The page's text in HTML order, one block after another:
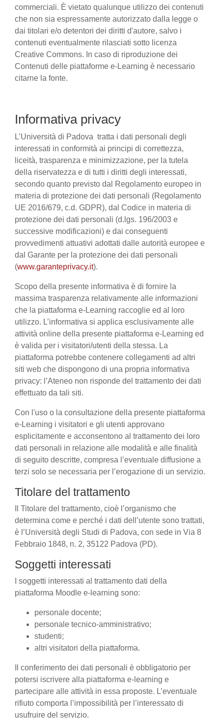
commerciali. È vietato qualunque utilizzo dei contenuti
che non sia espressamente autorizzato dalla legge o
dai titolari e/o detentori dei diritti d'autore, salvo i
contenuti eventualmente rilasciati sotto licenza
Creative Commons. In caso di riproduzione dei
Contenuti delle piattaforme e-Learning è necessario
citarne la fonte.
Informativa privacy
L’Università di Padova tratta i dati personali degli
interessati in conformità ai principi di correttezza,
liceità, trasparenza e minimizzazione, per la tutela
della riservatezza e di tutti i diritti degli interessati,
secondo quanto previsto dal Regolamento europeo in
materia di protezione dei dati personali (Regolamento
UE 2016/679, c.d. GDPR), dal Codice in materia di
protezione dei dati personali (d.lgs. 196/2003 e
successive modificazioni) e dai conseguenti
provvedimenti attuativi adottati dalle autorità europee e
dal Garante per la protezione dei dati personali
(www.garanteprivacy.it).
Scopo della presente informativa è di fornire la
massima trasparenza relativamente alle informazioni
che la piattaforma e-Learning raccoglie ed al loro
utilizzo. L’informativa si applica esclusivamente alle
attività online della presente piattaforma e-Learning ed
è valida per i visitatori/utenti della stessa. La
piattaforma potrebbe contenere collegamenti ad altri
siti web che dispongono di una propria informativa
privacy: l’Ateneo non risponde del trattamento dei dati
effettuato da tali siti.
Con l'uso o la consultazione della presente piattaforma
e-Learning i visitatori e gli utenti approvano
esplicitamente e acconsentono al trattamento dei loro
dati personali in relazione alle modalità e alle finalità
di seguito descritte, compresa l’eventuale diffusione a
terzi solo se necessaria per l’erogazione di un servizio.
Titolare del trattamento
Il Titolare del trattamento, cioè l’organismo che
determina come e perché i dati dell’utente sono trattati,
è l’Università degli Studi di Padova, con sede in Via 8
Febbraio 1848, n. 2, 35122 Padova (PD).
Soggetti interessati
I soggetti interessati al trattamento dati della
piattaforma Moodle e-learning sono:
personale docente;
personale tecnico-amministrativo;
studenti;
altri visitatori della piattaforma.
Il conferimento dei dati personali è obbligatorio per
potersi iscrivere alla piattaforma e-learning e
partecipare alle attività in essa proposte. L’eventuale
rifiuto comporta l’impossibilità per l’interessato di
usufruire del servizio.